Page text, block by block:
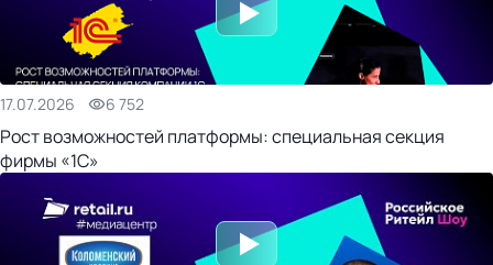
17.07.2026 6 752
Рост возможностей платформы: специальная секция
фирмы «1С»